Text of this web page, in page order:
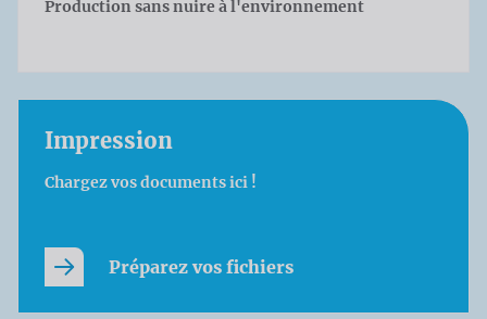
Production sans nuire à l'environnement
Impression
Chargez vos documents ici !
Préparez vos fichiers